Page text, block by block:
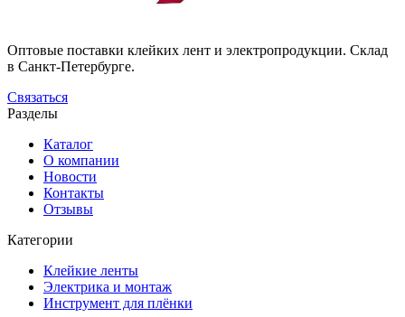
Оптовые поставки клейких лент и электропродукции. Склад
в Санкт-Петербурге.
Связаться
Разделы
Каталог
О компании
Новости
Контакты
Отзывы
Категории
Клейкие ленты
Электрика и монтаж
Инструмент для плёнки